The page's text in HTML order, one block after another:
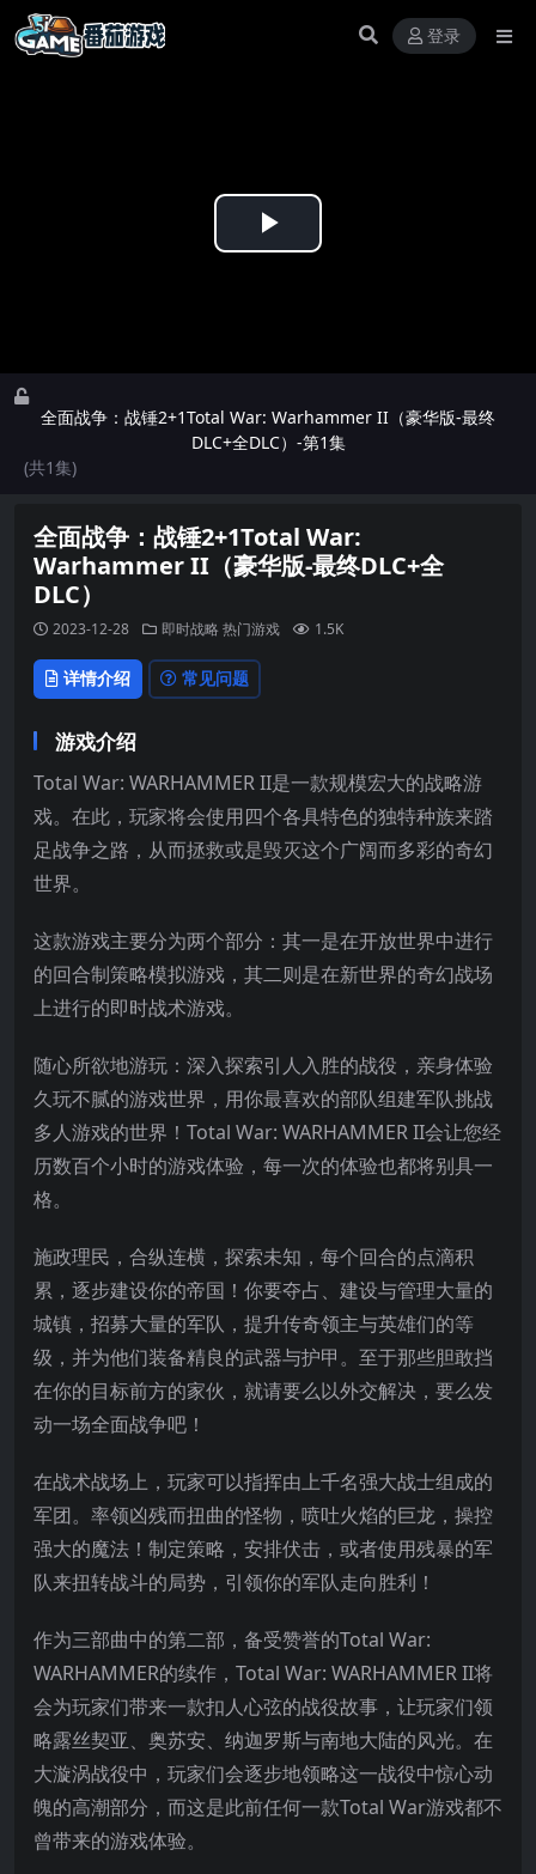
登录
Play
全面战争：战锤2+1Total War: Warhammer II（豪华版-最终
DLC+全DLC）-第1集
(共1集)
全面战争：战锤2+1Total War:
Warhammer II（豪华版-最终DLC+全
DLC）
2023-12-28 即时战略热门游戏 1.5K
详情介绍 常见问题
游戏介绍
Total War: WARHAMMER II是一款规模宏大的战略游
戏。在此，玩家将会使用四个各具特色的独特种族来踏
足战争之路，从而拯救或是毁灭这个广阔而多彩的奇幻
世界。
这款游戏主要分为两个部分：其一是在开放世界中进行
的回合制策略模拟游戏，其二则是在新世界的奇幻战场
上进行的即时战术游戏。
随心所欲地游玩：深入探索引人入胜的战役，亲身体验
久玩不腻的游戏世界，用你最喜欢的部队组建军队挑战
多人游戏的世界！Total War: WARHAMMER II会让您经
历数百个小时的游戏体验，每一次的体验也都将别具一
格。
施政理民，合纵连横，探索未知，每个回合的点滴积
累，逐步建设你的帝国！你要夺占、建设与管理大量的
城镇，招募大量的军队，提升传奇领主与英雄们的等
级，并为他们装备精良的武器与护甲。至于那些胆敢挡
在你的目标前方的家伙，就请要么以外交解决，要么发
动一场全面战争吧！
在战术战场上，玩家可以指挥由上千名强大战士组成的
军团。率领凶残而扭曲的怪物，喷吐火焰的巨龙，操控
强大的魔法！制定策略，安排伏击，或者使用残暴的军
队来扭转战斗的局势，引领你的军队走向胜利！
作为三部曲中的第二部，备受赞誉的Total War:
WARHAMMER的续作，Total War: WARHAMMER II将
会为玩家们带来一款扣人心弦的战役故事，让玩家们领
略露丝契亚、奥苏安、纳迦罗斯与南地大陆的风光。在
大漩涡战役中，玩家们会逐步地领略这一战役中惊心动
魄的高潮部分，而这是此前任何一款Total War游戏都不
曾带来的游戏体验。